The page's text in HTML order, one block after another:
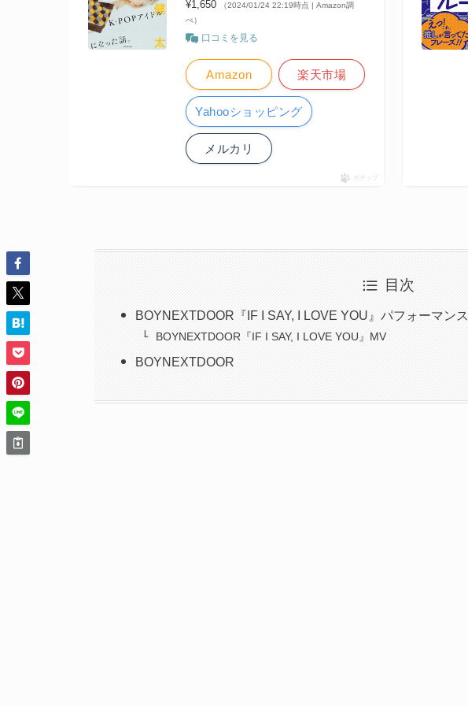
¥1,650
（2024/01/24 22:19時点 | Amazon調
べ）
口コミを見る
Amazon 楽天市場
Yahooショッピング
メルカリ
ポチップ
目次
BOYNEXTDOOR『IF I SAY, I LOVE YOU』パフォーマンス
BOYNEXTDOOR『IF I SAY, I LOVE YOU』MV
BOYNEXTDOOR